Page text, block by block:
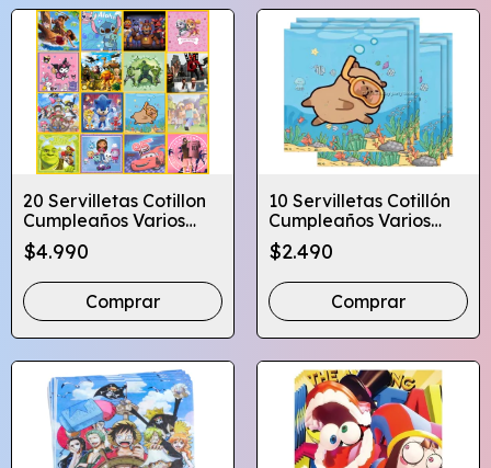
20 Servilletas Cotillon
Cumpleaños Varios
Diseños Infantiles
$4.990
Comprar
10 Servilletas Cotillón
Cumpleaños Varios
Diseños Infantiles
$2.490
Comprar